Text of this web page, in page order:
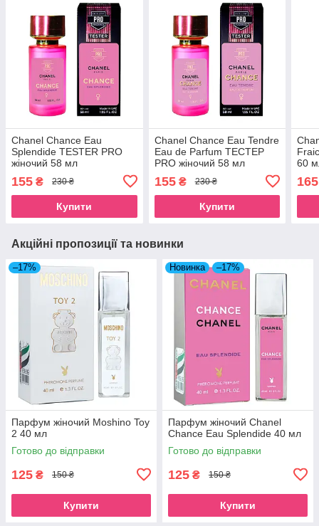
Chanel Chance Eau
Splendide TESTER PRO
жіночий 58 мл
155 ₴ 230 ₴
Купити
Chanel Chance Eau Tendre
Eau de Parfum ТЕСТЕР
PRO жіночий 58 мл
155₴ 230 ₴
Купити
60
165
Акційні пропозиції та новинки
–17%
Парфум жіночий Moshino Toy
2 40 мл
Готово до відправки
125 ₴ 150 ₴
Купити
Новинка –17%
Парфум жіночий Chanel
Chance Eau Splendide 40 мл
Готово до відправки
125 ₴ 150 ₴
Купити